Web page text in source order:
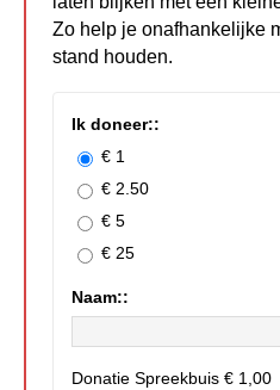
Zo help je onafhankelijke
stand houden.
Ik doneer::
€ 1
€ 2.50
€ 5
€ 25
Naam::
Donatie Spreekbuis € 1,00